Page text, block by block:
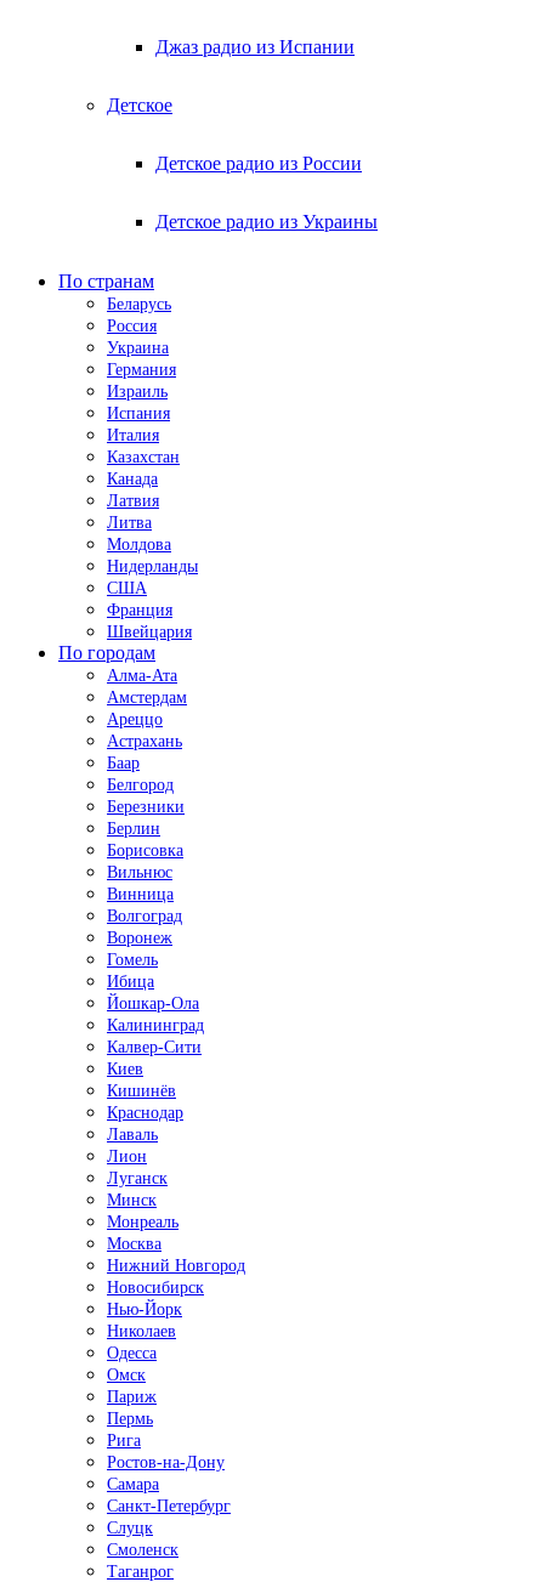
Джаз радио из Испании
Детское
Детское радио из России
Детское радио из Украины
По странам
Беларусь
Россия
Украина
Германия
Израиль
Испания
Италия
Казахстан
Канада
Латвия
Литва
Молдова
Нидерланды
США
Франция
Швейцария
По городам
Алма-Ата
Амстердам
Ареццо
Астрахань
Баар
Белгород
Березники
Берлин
Борисовка
Вильнюс
Винница
Волгоград
Воронеж
Гомель
Ибица
Йошкар-Ола
Калининград
Калвер-Сити
Киев
Кишинёв
Краснодар
Лаваль
Лион
Луганск
Минск
Монреаль
Москва
Нижний Новгород
Новосибирск
Нью-Йорк
Николаев
Одесса
Омск
Париж
Пермь
Рига
Ростов-на-Дону
Самара
Санкт-Петербург
Слуцк
Смоленск
Таганрог